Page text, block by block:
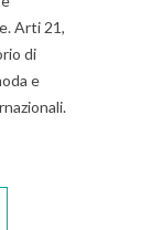
Arti 21,
di
e